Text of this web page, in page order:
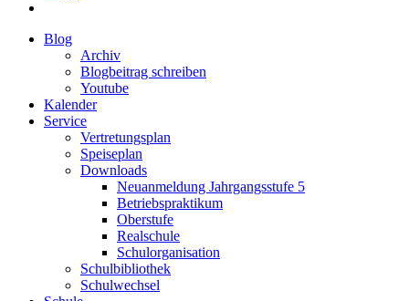
Blog
Archiv
Blogbeitrag schreiben
Youtube
Kalender
Service
Vertretungsplan
Speiseplan
Downloads
Neuanmeldung Jahrgangsstufe 5
Betriebspraktikum
Oberstufe
Realschule
Schulorganisation
Schulbibliothek
Schulwechsel